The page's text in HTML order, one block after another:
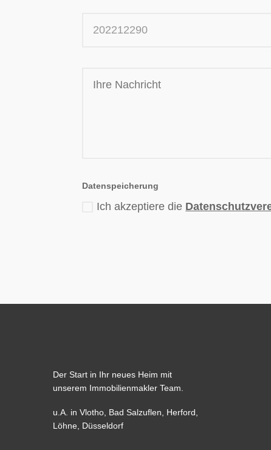
Datenspeicherung
Ich akzeptiere die
Der Start in Ihr neues Heim mit
unserem Immobilienmakler Team.
u.A. in Vlotho Bad Salzuflen Herford
Löhne, Düsseldorf